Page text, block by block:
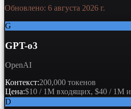
Обновлено: 6 августа 2026 г.
G
GPT-o3
OpenAI
Контекст:200,000 токенов
Цена:$10 / 1M входящих, $40 / 1M
D